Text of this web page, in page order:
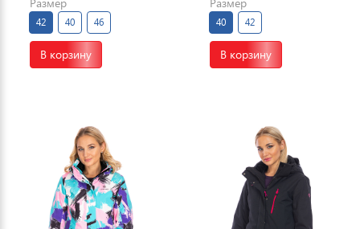
Размер
42 40 46
В корзину
Размер
40 42
В корзину